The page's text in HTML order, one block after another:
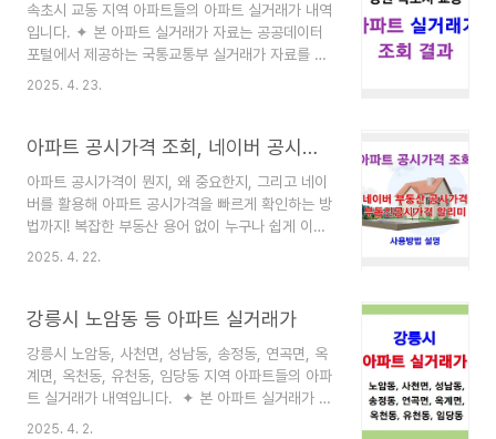
있는데, 드디어 반가운 소식이 있어서 공유드려요!
😊 국토교통부에서 발표한 바에 따르면, 6월 4일부
터 비아파트 6년 단기등록임대 주택 제도가 시행된
다고 합니다. 그동안 아파트만 누릴 수 있었던 혜택
먼저 기본적인 개념부터 ..
속초시 교동 지역 아파트들의 아파트 실거래가 내역
입니다. ✦ 본 아파트 실거래가 자료는 공공데이터
포털에서 제공하는 국통교통부 실거래가 자료를 근
거로 하고 있습니다.✦ 시,군,구 지자체별 개별 아파
웹사이트 바로가기 ✦ 아파트 나열 순서는 지역명
표시 순서는 "거래일자 / 층 / 전용면적(㎡) / 거래
금액(억원)"입니다. 계명 아파트 (교동)• 계명 아파
트 실거래가• 강원특별자치도 속초시 미시령로
3373-7• 강원특별자치도 속초시 교동 781-12•
동..
2025. 4. 23.
아파트 공시가격 조회, 네이버 공시가격과 부동산공시가격알리미로 확인하는 방법
아파트 공시가격이 뭔지, 왜 중요한지, 그리고 네이
버를 활용해 아파트 공시가격을 빠르게 확인하는 방
법까지! 복잡한 부동산 용어 없이 누구나 쉽게 이해
할 수 있도록 정리해 드립니다. 아파트 공시가격 조
왜 이렇게 나왔을까?’ 부동산 관련 뉴스가 나올 때
니다. 저도 처음엔 그냥 뉴스에 나오는 말쯤으로 생
각했는데, 이게 알고 보면 주택 관련 세금, 대출, 건
강보험료까지 영향을 주는 꽤나 중요한 정보더라고
요. 오늘은 공동주택(아파트, 연립, 다세대) 공시가
2025. 4. 22.
강릉시 노암동 등 아파트 실거래가
강릉시 노암동, 사천면, 성남동, 송정동, 연곡면, 옥
계면, 옥천동, 유천동, 임당동 지역 아파트들의 아파
트 실거래가 내역입니다. ✦ 본 아파트 실거래가 자
료는 공공데이터포털에서 제공하는 국통교통부 실
2025. 4. 2.